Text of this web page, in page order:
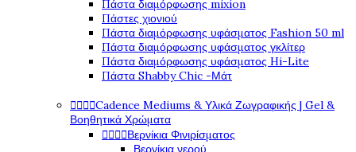
Πάστα διαμόρφωσης mixion
Πάστες χιονιού
Πάστα διαμόρφωσης υφάσματος Fashion 50 ml
Πάστα διαμόρφωσης υφάσματος γκλίτερ
Πάστα διαμόρφωσης υφάσματος Hi-Lite
Πάστα Shabby Chic -Μάτ
Cadence Mediums & Υλικά Ζωγραφικής | Gel &
Βοηθητικά Χρώματα
Βερνίκια Φινιρίσματος
Βερνίκια νερού